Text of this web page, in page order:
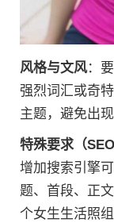
风格与文风：
强烈词汇或奇
主题，避免出现
特殊要求（SEO
增加搜索引擎
题、首段、正
个女生生活照